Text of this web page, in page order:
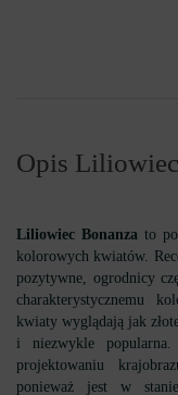
Opis
Liliowiec Bonanzato
kolorowych kwiatów.
pozytywne, ogrodnicy
charakterystycznemu
kwiaty wyglądają jak
i niezwykle
projektowaniu
ponieważ jest w